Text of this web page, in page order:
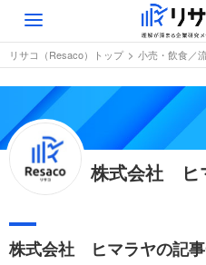
Toggle
navigation
リサコ（Resaco）トップ 小売・飲食／
株式会社 ヒ
株式会社 ヒマラヤの記